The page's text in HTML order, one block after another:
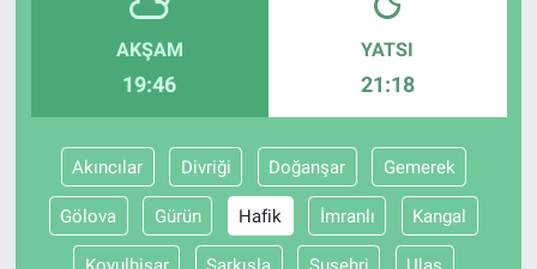
AKŞAM
19:46
YATSI
21:18
Akıncılar Divriği Doğanşar Gemerek
Gölova Gürün Hafik İmranlı Kangal
EĞİTİM
Güvenlik
Bölge